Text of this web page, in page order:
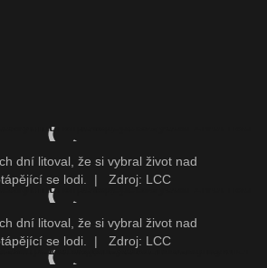
dní litoval, že si vybral život nad
se lodi.
| Zdroj: LCC
dní litoval, že si vybral život nad
se lodi.
| Zdroj: LCC